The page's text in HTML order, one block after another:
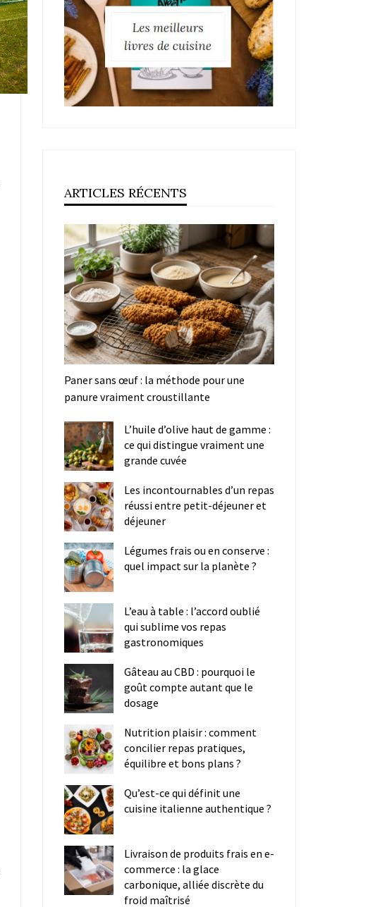
ARTICLES RÉCENTS
Paner sans œuf : la méthode pour une
panure vraiment croustillante
L’huile d’olive haut de gamme :
ce qui distingue vraiment une
grande cuvée
Les incontournables d’un repas
réussi entre petit-déjeuner et
déjeuner
Légumes frais ou en conserve :
quel impact sur la planète ?
L’eau à table : l’accord oublié
qui sublime vos repas
gastronomiques
Gâteau au CBD : pourquoi le
goût compte autant que le
dosage
Nutrition plaisir : comment
concilier repas pratiques,
équilibre et bons plans ?
Qu’est-ce qui définit une
cuisine italienne authentique ?
Livraison de produits frais en e-
commerce : la glace
carbonique, alliée discrète du
froid maîtrisé